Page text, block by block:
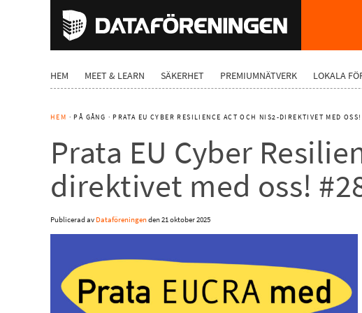
HEM MEET & LEARN SÄKERHET PREMIUMNÄTVERK LOKALA
HEM · PÅ GÅNG · PRATA EU CYBER RESILIENCE ACT OCH NIS2-DIREKTIVET MED
Prata EU Cyber
direktivet med oss!
Publicerad av Dataföreningenden21 oktober 2025